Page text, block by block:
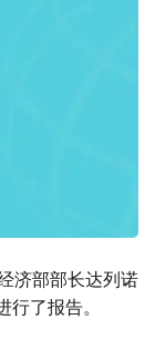
济部部长达列诺
了报告。